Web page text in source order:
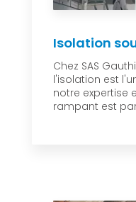
Isolation
Chez SAS
l'isolation est
notre expertise
rampant est